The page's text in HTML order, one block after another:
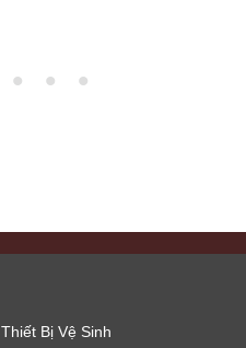
Thiết Bị Vệ Sinh